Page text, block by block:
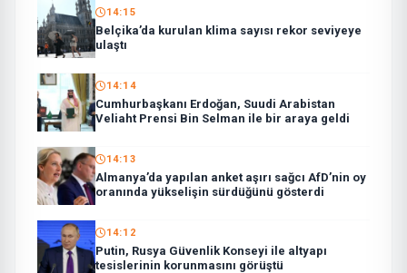
14:15
Belçika’da kurulan klima sayısı rekor seviyeye
ulaştı
14:14
Cumhurbaşkanı Erdoğan, Suudi Arabistan
Veliaht Prensi Bin Selman ile bir araya geldi
14:13
Almanya’da yapılan anket aşırı sağcı AfD’nin oy
oranında yükselişin sürdüğünü gösterdi
14:12
Putin, Rusya Güvenlik Konseyi ile altyapı
tesislerinin korunmasını görüştü